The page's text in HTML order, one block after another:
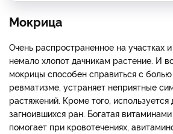
Мокрица
Очень распространенное на участках
немало хлопот дачникам растение. И
мокрицы способен справиться с
ревматизме, устраняет неприятные
растяжений. Кроме того,
загноившихся ран. Богатая
помогает при кровотечениях,